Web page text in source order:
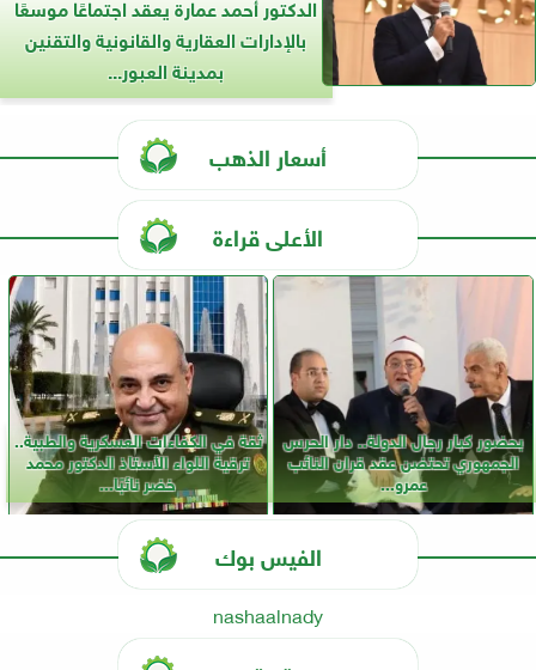
الدكتور أحمد عمارة يعقد اجتماعًا موسعًا
بالإدارات العقارية والقانونية والتقنين
بمدينة العبور...
أسعار الذهب
الأعلى قراءة
بحضور كبار رجال الدولة.. دار الحرس
الجمهوري تحتضن عقد قران النائب
عمرو...
ثقة في الكفاءات العسكرية والطبية..
ترقية اللواء الأستاذ الدكتور محمد
خضر نائبًا...
الفيس بوك
nashaalnady